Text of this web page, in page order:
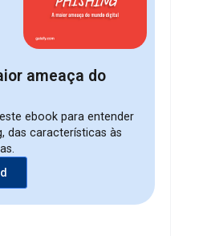
ameaça do
ebook para entender
das características às